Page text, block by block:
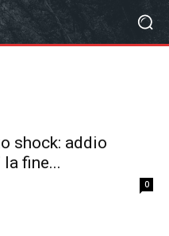
shock: addio
fine...
0